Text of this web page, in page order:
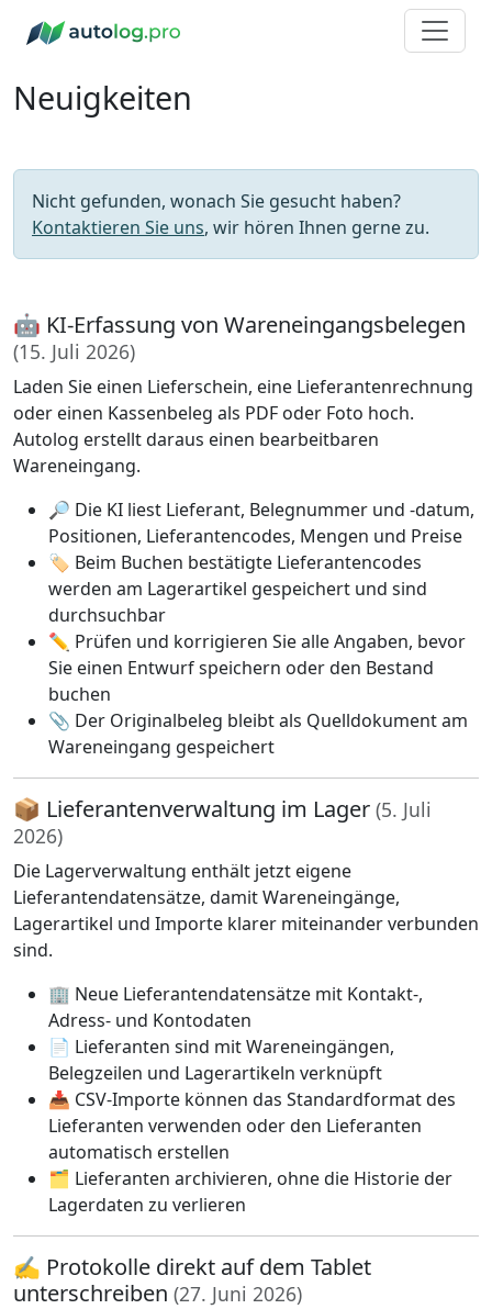
Neuigkeiten
Nicht gefunden, wonach Sie gesucht haben?
Kontaktieren Sie uns, wir hören Ihnen gerne zu.
🤖 KI-Erfassung von Wareneingangsbelegen
(15. Juli 2026)
Laden Sie einen Lieferschein, eine Lieferantenrechnung
oder einen Kassenbeleg als PDF oder Foto hoch.
Autolog erstellt daraus einen bearbeitbaren
Wareneingang.
🔎 Die KI liest Lieferant, Belegnummer und -datum,
Positionen, Lieferantencodes, Mengen und Preise
🏷️ Beim Buchen bestätigte Lieferantencodes
werden am Lagerartikel gespeichert und sind
durchsuchbar
✏️ Prüfen und korrigieren Sie alle Angaben, bevor
Sie einen Entwurf speichern oder den Bestand
buchen
📎 Der Originalbeleg bleibt als Quelldokument am
Wareneingang gespeichert
📦 Lieferantenverwaltung im Lager (5. Juli
2026)
Die Lagerverwaltung enthält jetzt eigene
Lieferantendatensätze, damit Wareneingänge,
Lagerartikel und Importe klarer miteinander verbunden
sind.
🏢 Neue Lieferantendatensätze mit Kontakt-,
Adress- und Kontodaten
📄 Lieferanten sind mit Wareneingängen,
Belegzeilen und Lagerartikeln verknüpft
📥 CSV-Importe können das Standardformat des
Lieferanten verwenden oder den Lieferanten
automatisch erstellen
🗂️ Lieferanten archivieren, ohne die Historie der
Lagerdaten zu verlieren
✍️ Protokolle direkt auf dem Tablet
unterschreiben (27. Juni 2026)